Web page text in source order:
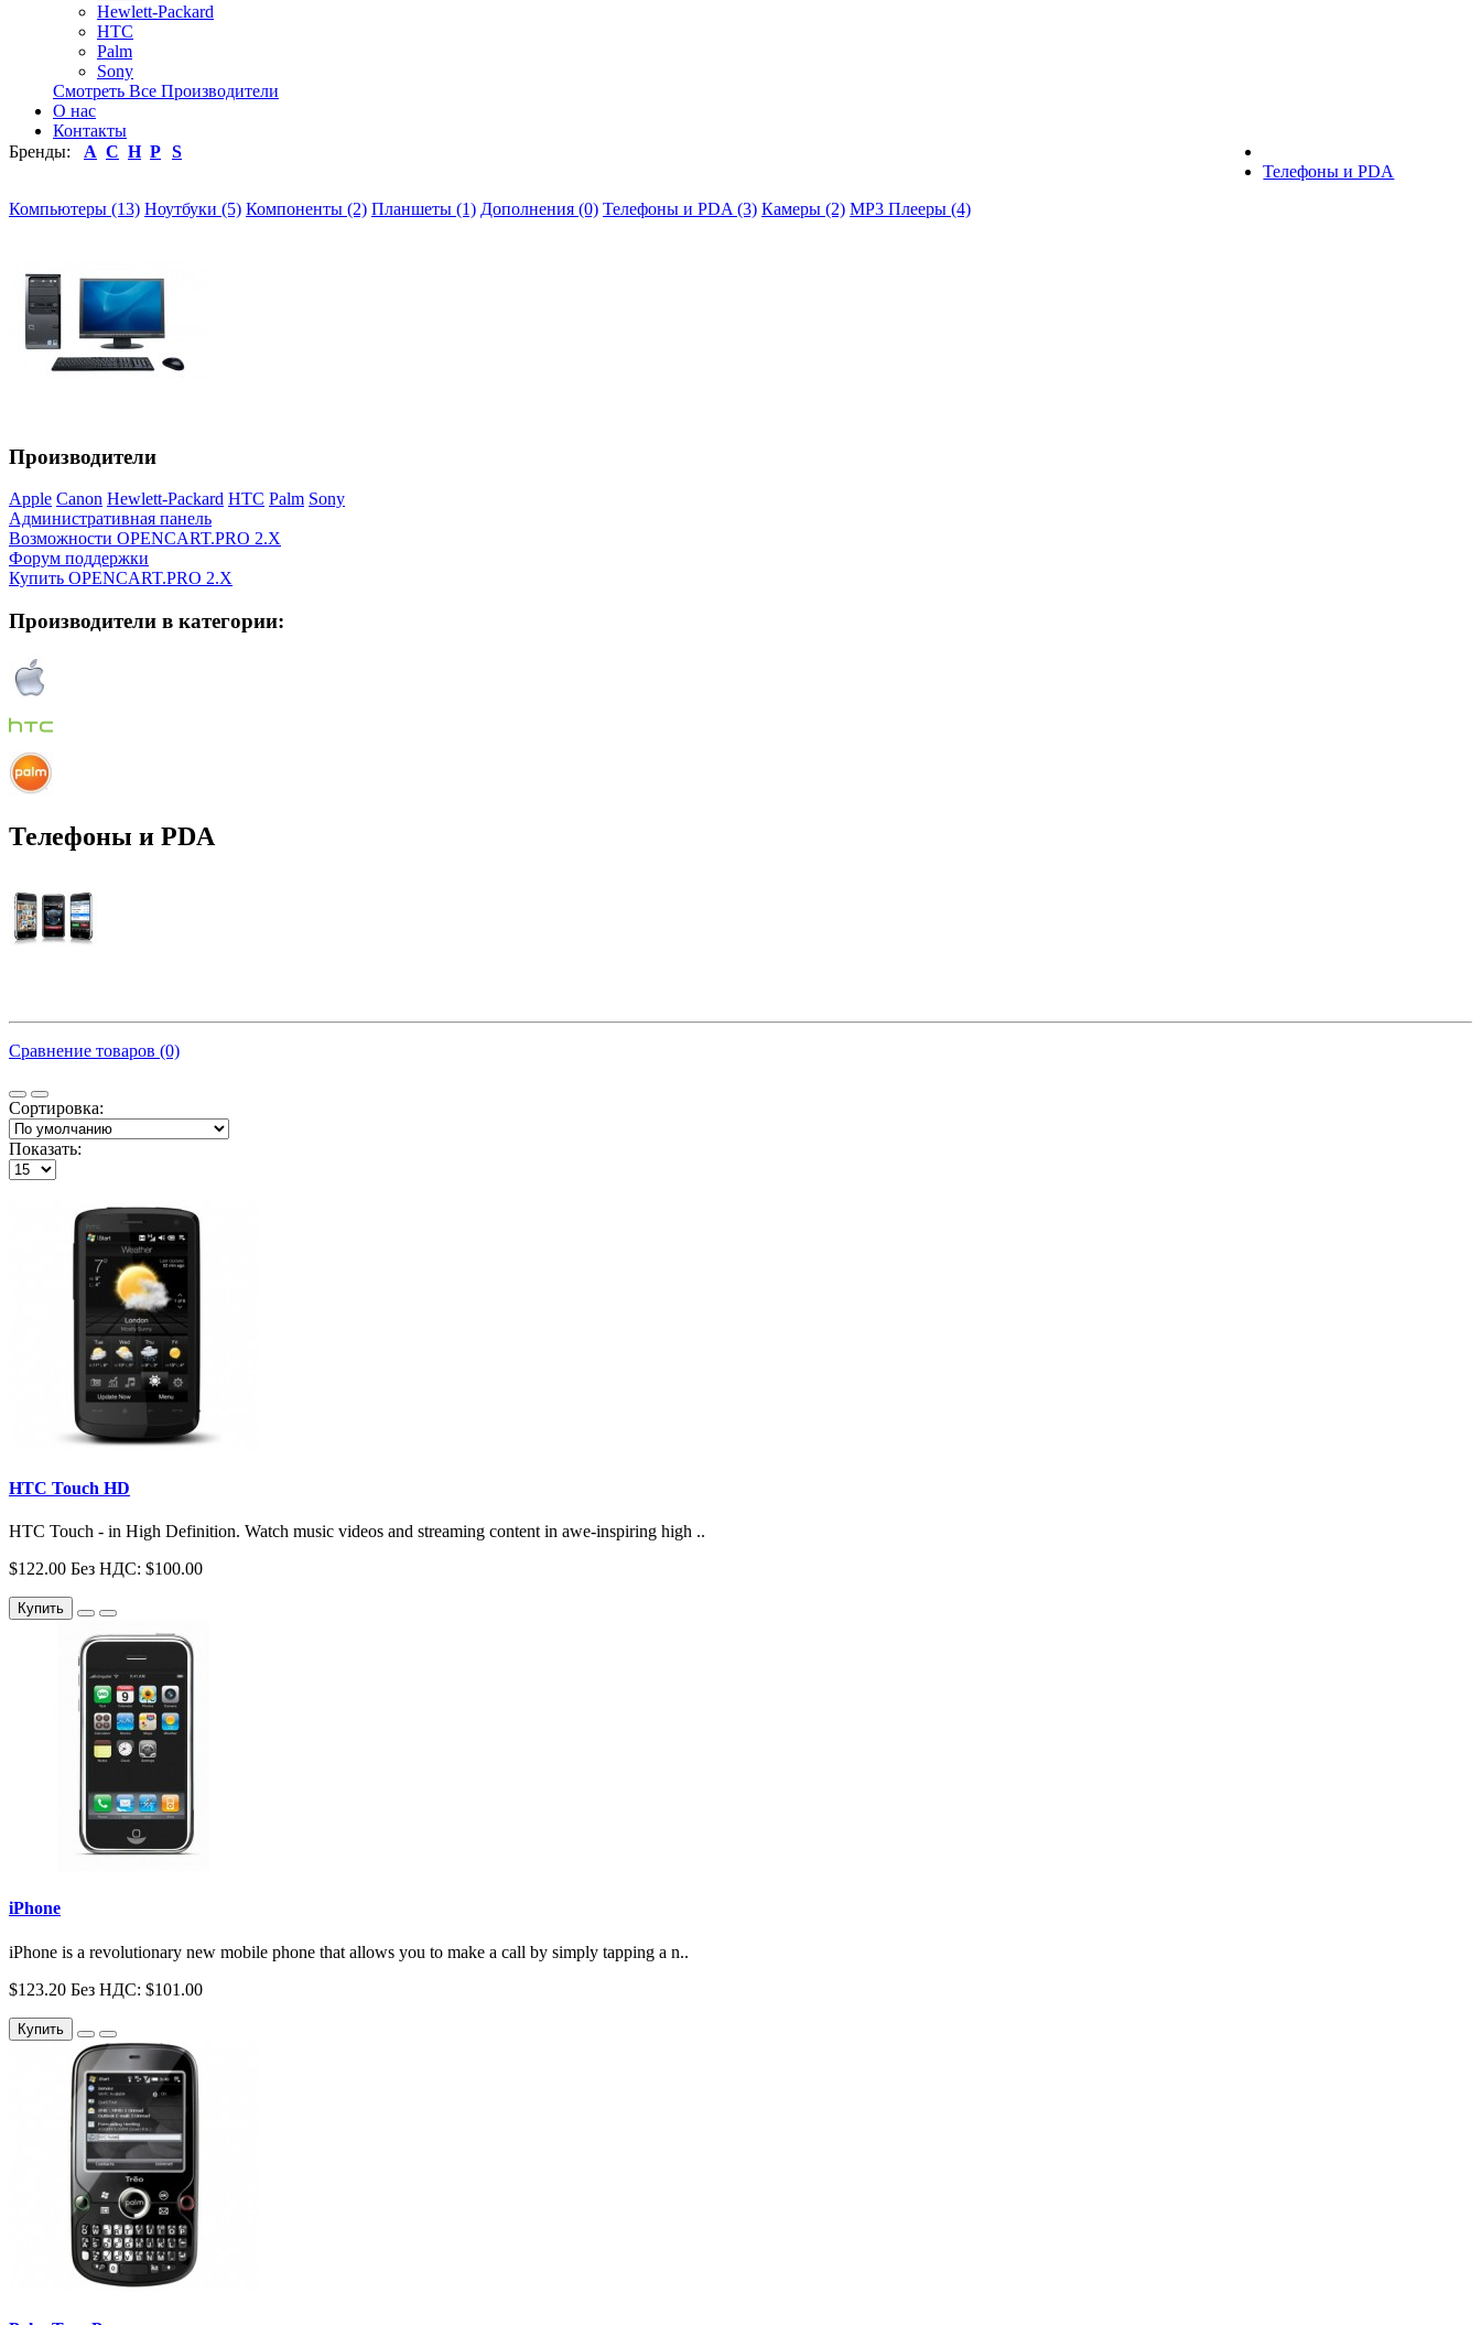
Hewlett-Packard
HTC
Palm
Sony
Смотреть Все Производители
О нас
Контакты
Бренды:
A C H P S
Телефоны и PDA
Компьютеры (13) Ноутбуки (5) Компоненты (2) Планшеты (1) Дополнения (0) Телефоны и PDA (3) Камеры (2) MP3 Плееры (4)
Производители
Apple Canon Hewlett-Packard HTC Palm Sony
Административная панель
Возможности OPENCART.PRO 2.X
Форум поддержки
Купить OPENCART.PRO 2.X
Производители в категории:
Телефоны и PDA
Сравнение товаров (0)
Сортировка:
Показать:
HTC Touch HD
HTC Touch - in High Definition. Watch music videos and streaming content in awe-inspiring high ..
$122.00 Без НДС: $100.00
Купить
iPhone
iPhone is a revolutionary new mobile phone that allows you to make a call by simply tapping a n..
$123.20 Без НДС: $101.00
Купить